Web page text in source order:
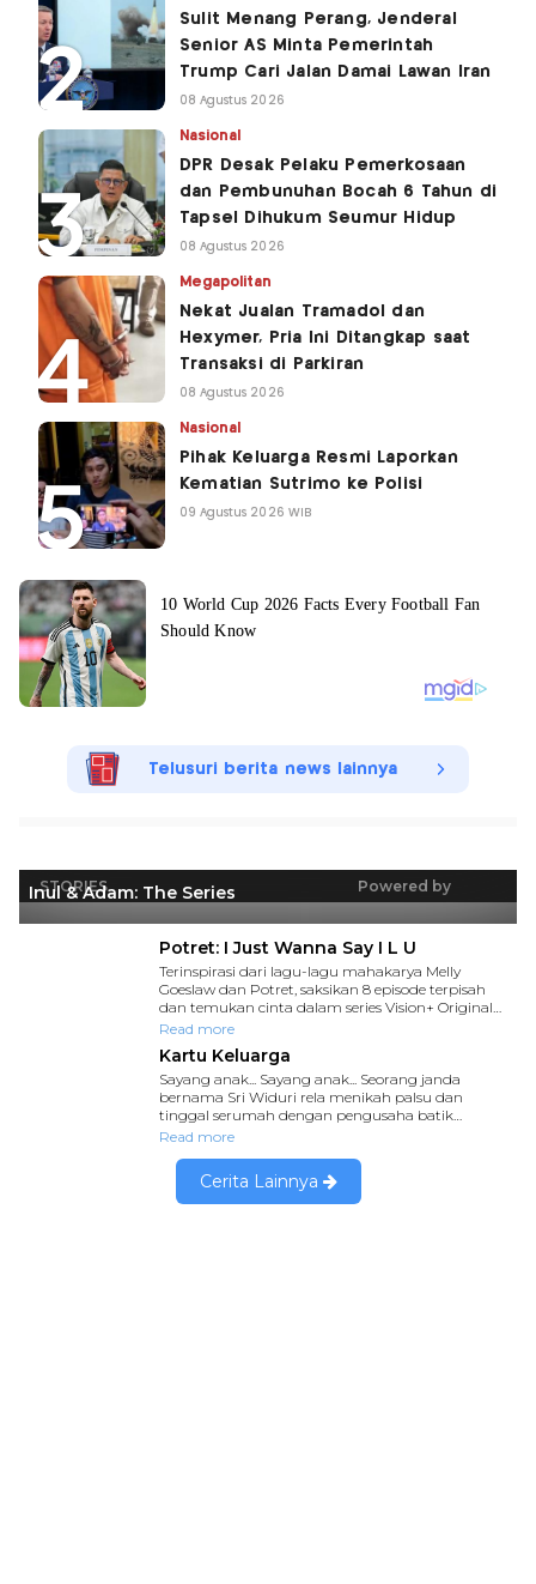
Sulit Menang Perang, Jenderal
Senior AS Minta Pemerintah
Trump Cari Jalan Damai Lawan Iran
08 Agustus 2026
Nasional
DPR Desak Pelaku Pemerkosaan
dan Pembunuhan Bocah 6 Tahun di
Tapsel Dihukum Seumur Hidup
08 Agustus 2026
Megapolitan
Nekat Jualan Tramadol dan
Hexymer, Pria Ini Ditangkap saat
Transaksi di Parkiran
08 Agustus 2026
Nasional
Pihak Keluarga Resmi Laporkan
Kematian Sutrimo ke Polisi
09 Agustus 2026 WIB
Telusuri berita news lainnya